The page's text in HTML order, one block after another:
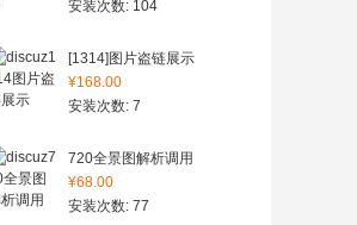
安装次数: 104
[1314]图片盗链展示
¥168.00
安装次数: 7
720全景图解析调用
¥68.00
安装次数: 77